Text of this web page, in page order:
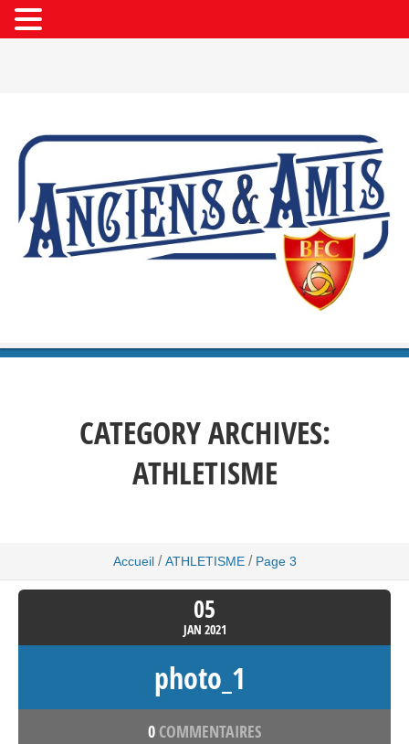
CATEGORY ARCHIVES:
ATHLETISME
Accueil / ATHLETISME / Page 3
05
JAN 2021
photo_1
0 COMMENTAIRES